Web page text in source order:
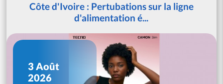
Côte d'Ivoire : Pertubations sur la ligne
d'alimentation é...
3 Août
2026